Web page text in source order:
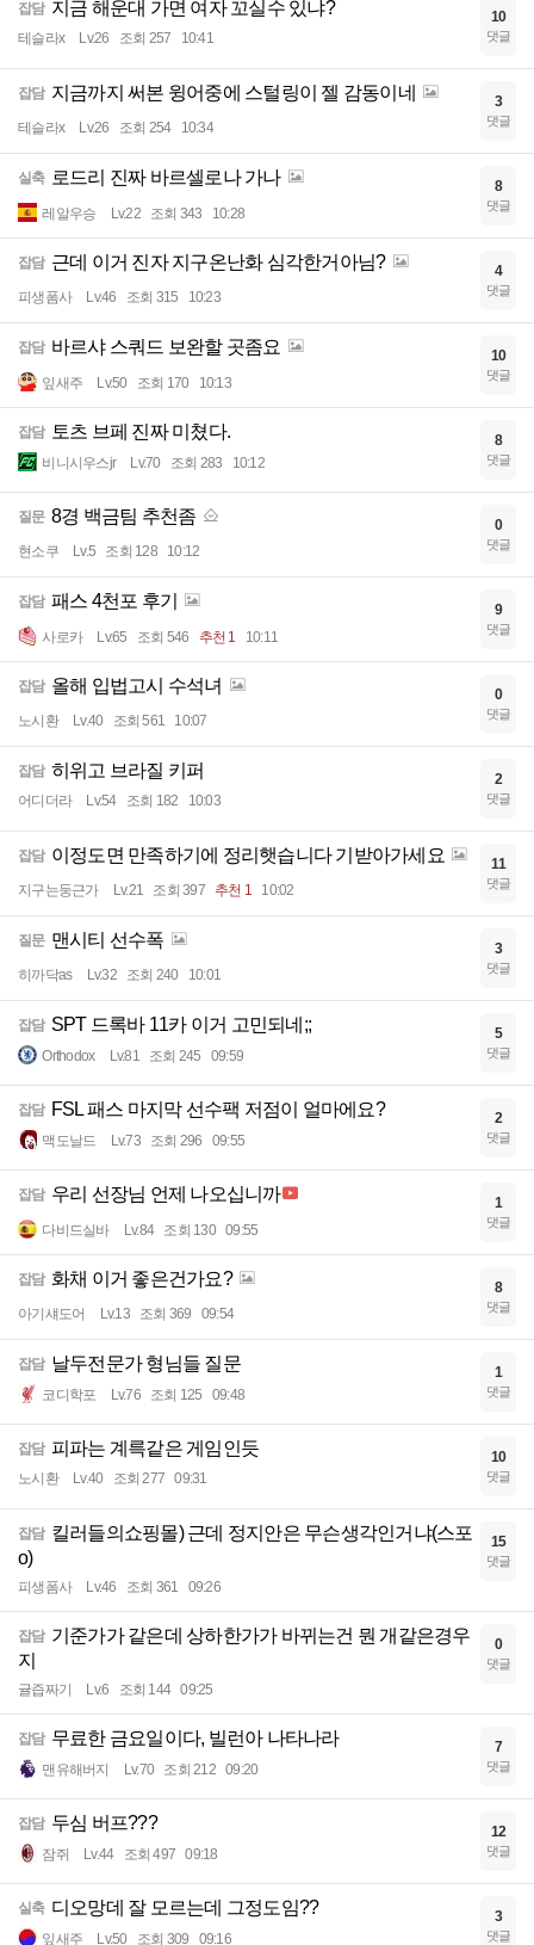
잡담 지금 해운대 가면 여자 꼬실수 있냐?
테슬라x Lv.26 조회 257 10:41
10
댓글
잡담 지금까지 써본 윙어중에 스털링이 젤 감동이네
테슬라x Lv.26 조회 254 10:34
3
댓글
실축 로드리 진짜 바르셀로나 가나
레알우승 Lv.22 조회 343 10:28
8
댓글
잡담 근데 이거 진자 지구온난화 심각한거아님?
피생폼사 Lv.46 조회 315 10:23
4
댓글
잡담 바르샤 스쿼드 보완할 곳좀요
잎새주 Lv.50 조회 170 10:13
10
댓글
잡담 토츠 브페 진짜 미쳤다.
비니시우스jr Lv.70 조회 283 10:12
8
댓글
질문 8경 백금팀 추천좀
현소쿠 Lv.5 조회 128 10:12
0
댓글
잡담 패스 4천포 후기
사로카 Lv.65 조회 546 추천 1 10:11
9
댓글
잡담 올해 입법고시 수석녀
노시환 Lv.40 조회 561 10:07
0
댓글
잡담 히위고 브라질 키퍼
어디더라 Lv.54 조회 182 10:03
2
댓글
잡담 이정도면 만족하기에 정리햇습니다 기받아가세요
지구는둥근가 Lv.21 조회 397 추천 1 10:02
11
댓글
질문 맨시티 선수폭
히까닥as Lv.32 조회 240 10:01
3
댓글
잡담 SPT 드록바 11카 이거 고민되네;;
Orthodox Lv.81 조회 245 09:59
5
댓글
잡담 FSL 패스 마지막 선수팩 저점이 얼마에요?
맥도날드 Lv.73 조회 296 09:55
2
댓글
잡담 우리 선장님 언제 나오십니까
다비드실바 Lv.84 조회 130 09:55
1
댓글
잡담 화채 이거 좋은건가요?
아기섀도어 Lv.13 조회 369 09:54
8
댓글
잡담 날두전문가 형님들 질문
코디학포 Lv.76 조회 125 09:48
1
댓글
잡담 피파는 계륵같은 게임인듯
노시환 Lv.40 조회 277 09:31
10
댓글
잡담 킬러들의쇼핑몰) 근데 정지안은 무슨생각인거냐(스포
o)
피생폼사 Lv.46 조회 361 09:26
15
댓글
잡담 기준가가 같은데 상하한가가 바뀌는건 뭔 개같은경우
지
귤즙짜기 Lv.6 조회 144 09:25
0
댓글
잡담 무료한 금요일이다, 빌런아 나타나라
맨유해버지 Lv.70 조회 212 09:20
7
댓글
잡담 두심 버프???
잠쥐 Lv.44 조회 497 09:18
12
댓글
실축 디오망데 잘 모르는데 그정도임??
잎새주 Lv.50 조회 309 09:16
3
댓글